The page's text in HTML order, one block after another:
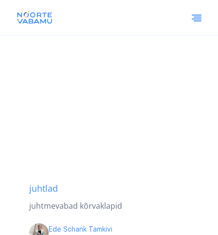
juhtlad
juhtmevabad kõrvaklapid
Ede Schank Tamkivi